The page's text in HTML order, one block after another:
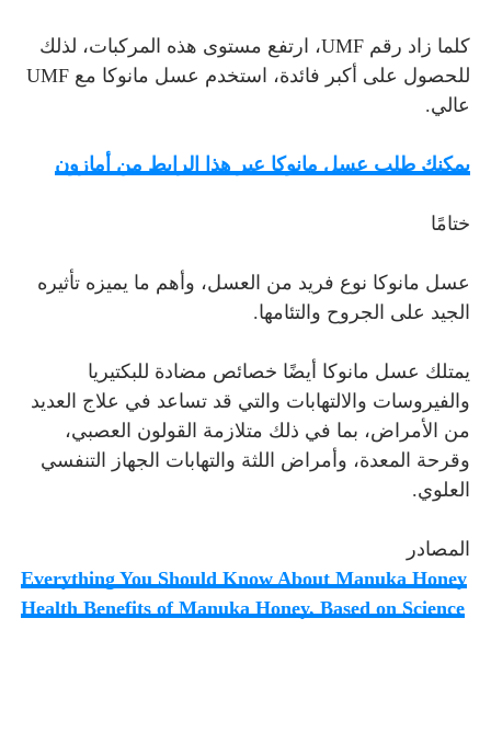
كلما زاد رقم UMF، ارتفع مستوى هذه المركبات، لذلك
للحصول على أكبر فائدة، استخدم عسل مانوكا مع UMF
عالي.
يمكنك طلب عسل مانوكا عبر هذا الرابط من أمازون
ختامًا
عسل مانوكا نوع فريد من العسل، وأهم ما يميزه تأثيره
الجيد على الجروح والتئامها.
يمتلك عسل مانوكا أيضًا خصائص مضادة للبكتيريا
والفيروسات والالتهابات والتي قد تساعد في علاج العديد
من الأمراض، بما في ذلك متلازمة القولون العصبي،
وقرحة المعدة، وأمراض اللثة والتهابات الجهاز التنفسي
العلوي.
المصادر
Everything You Should Know About Manuka Honey
Health Benefits of Manuka Honey, Based on Science